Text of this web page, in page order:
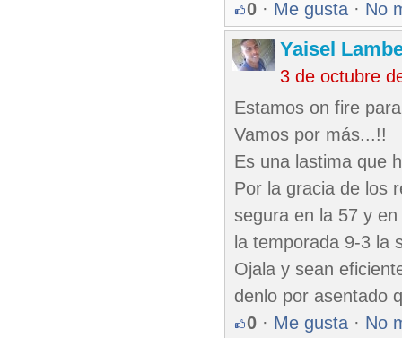
0 · Me gusta · No
Yaisel
3 de octubre
Estamos on fire
Vamos por más...!!
Es una lastima que
Por la gracia de los
segura en la 57 y
la temporada 9-3 la
Ojala y sean
denlo por asentado
0 · Me gusta · No